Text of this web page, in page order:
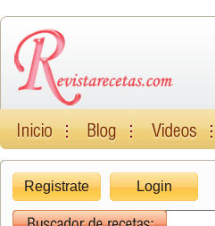
Registrate Login